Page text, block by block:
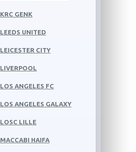
KRC GENK
LEEDS UNITED
LEICESTER CITY
LIVERPOOL
LOS ANGELES FC
LOS ANGELES GALAXY
LOSC LILLE
MACCABI HAIFA